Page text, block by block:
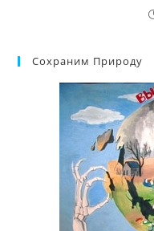
Сохраним Природу